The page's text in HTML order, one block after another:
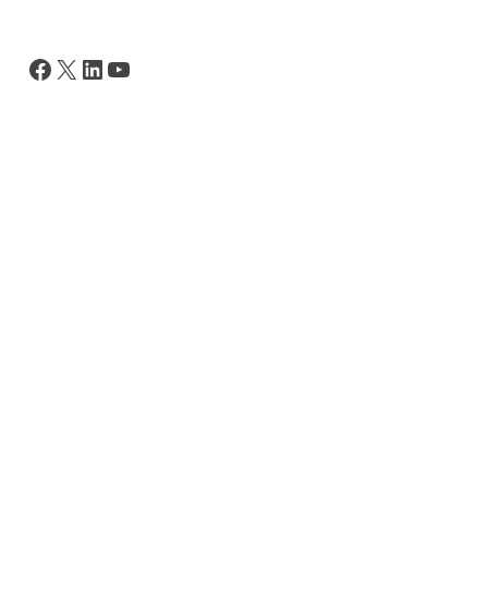
Facebook
X LinkedIn
YouTube